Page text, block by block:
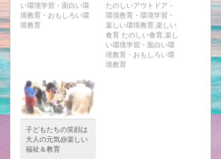
い環境学習・面白い環
境教育・おもしろい環
境教育
たのしいアウトドア・
環境教育・環境学習・
楽しい環境教育,楽しい
食育 たのしい食育,楽し
い環境学習・面白い環
境教育・おもしろい環
境教育
子どもたちの笑顔は
大人の元気@楽しい
福祉＆教育